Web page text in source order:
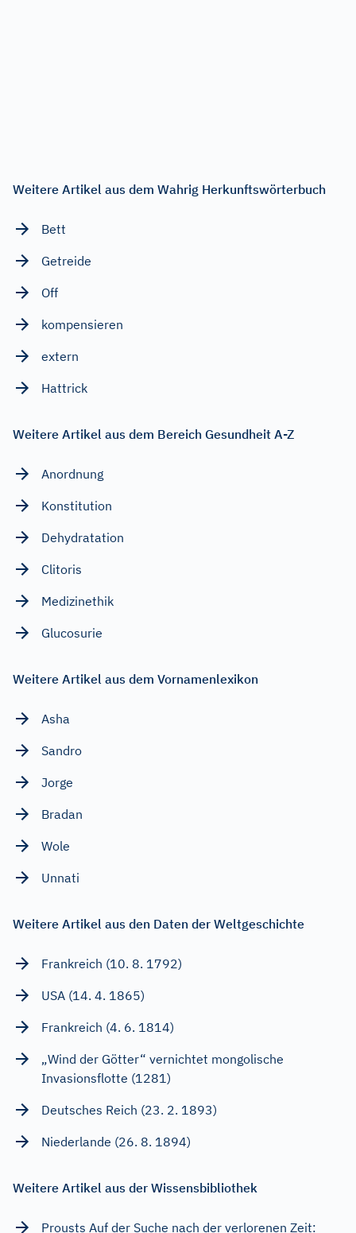
Weitere Artikel aus dem Wahrig Herkunftswörterbuch
Bett
Getreide
Off
kompensieren
extern
Hattrick
Weitere Artikel aus dem Bereich Gesundheit A-Z
Anordnung
Konstitution
Dehydratation
Clitoris
Medizinethik
Glucosurie
Weitere Artikel aus dem Vornamenlexikon
Asha
Sandro
Jorge
Bradan
Wole
Unnati
Weitere Artikel aus den Daten der Weltgeschichte
Frankreich (10. 8. 1792)
USA (14. 4. 1865)
Frankreich (4. 6. 1814)
„Wind der Götter“ vernichtet mongolische
Invasionsflotte (1281)
Deutsches Reich (23. 2. 1893)
Niederlande (26. 8. 1894)
Weitere Artikel aus der Wissensbibliothek
Prousts Auf der Suche nach der verlorenen Zeit: